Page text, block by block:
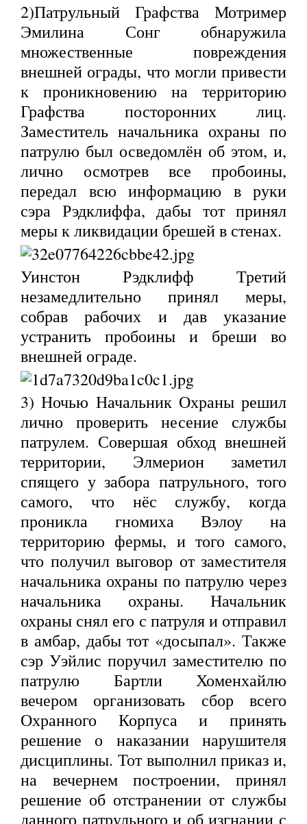
2)Патрульный Графства Мотример
Эмилина Сонг обнаружила
множественные повреждения
внешней ограды, что могли привести
к проникновению на территорию
Графства посторонних лиц.
Заместитель начальника охраны по
патрулю был осведомлён об этом, и,
лично осмотрев все пробоины,
передал всю информацию в руки
сэра Рэдклиффа, дабы тот принял
меры к ликвидации брешей в стенах.
Уинстон Рэдклифф Третий
незамедлительно принял меры,
собрав рабочих и дав указание
устранить пробоины и бреши во
внешней ограде.
3) Ночью Начальник Охраны решил
лично проверить несение службы
патрулем. Совершая обход внешней
территории, Элмерион заметил
спящего у забора патрульного, того
самого, что нёс службу, когда
проникла гномиха Вэлоу на
территорию фермы, и того самого,
что получил выговор от заместителя
начальника охраны по патрулю через
начальника охраны. Начальник
охраны снял его с патруля и отправил
в амбар, дабы тот «досыпал». Также
сэр Уэйлис поручил заместителю по
патрулю Бартли Хоменхайлю
вечером организовать сбор всего
Охранного Корпуса и принять
решение о наказании нарушителя
дисциплины. Тот выполнил приказ и,
на вечернем построении, принял
решение об отстранении от службы
данного патрульного и об изгнании с